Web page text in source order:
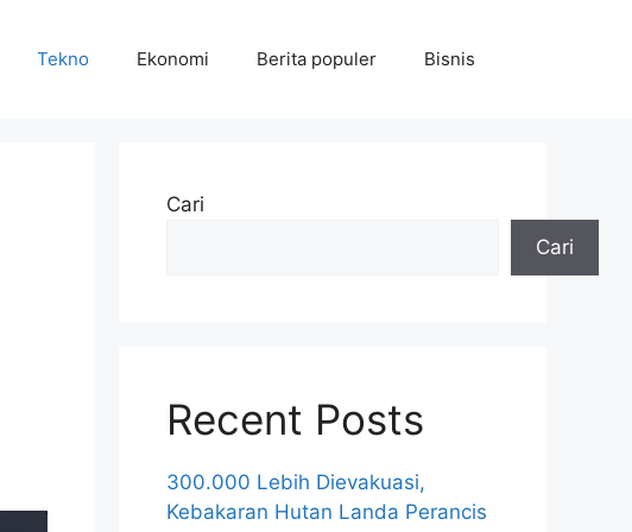
Tekno Ekonomi Berita populer Bisnis
Cari
Cari
Recent Posts
300.000 Lebih Dievakuasi,
Kebakaran Hutan Landa Perancis